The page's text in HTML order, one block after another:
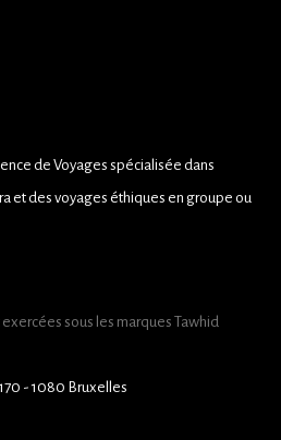
de Voyages spécialisée dans
et des voyages éthiques en groupe ou
sous les marques Tawhid
- 1080 Bruxelles